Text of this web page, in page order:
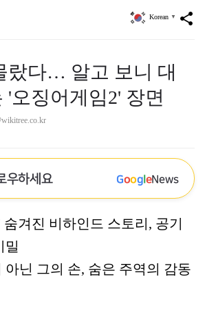
share
Korean ▼
랐다… 알고 보니 대
'오징어게임2' 장면
우하세요 GoogleNews
겨진 비하인드 스토리, 공기
밀
아닌 그의 손, 숨은 주역의 감동